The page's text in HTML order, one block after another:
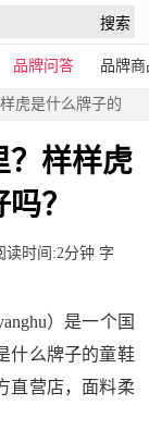
品牌问答 品牌商
虎是什么牌子的
？样样虎
？
读时间:2分钟 字
）是一个国
什么牌子的童鞋
直营店，面料柔